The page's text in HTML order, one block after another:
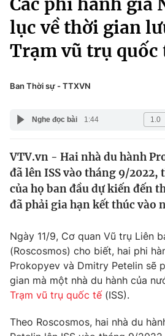
Chính trị
Xã hội
Pháp luật
Y tế
Thế giới
Tin tức
Thế giới đó đây
Kinh tế
Tài chính
Thị trường
Góc doanh nghiệp
Truyền hình
Phim VTV
Nhân vật
Giải trí
Điện ảnh
Đời sống
Thể thao
Truyền hình
Văn hóa - Giải trí
Y tế
Công nghệ
lục về thời gian
Trạm vũ trụ quốc
Ban Thời sự - TTXVN
Nghe đọc bài 1:44
VTV.vn - Hai nhà du hành
đã lên ISS vào tháng 9/
của họ ban đầu dự kiến đến
đã phải gia hạn kết thúc vào
Ngày 11/9, Cơ quan Vũ trụ Liên
(Roscosmos) cho biết, hai phi
Prokopyev và Dmitry Petelin sẽ
gian mà một nhà du hành của
Trạm vũ trụ quốc tế(ISS).
Theo Roscosmos, hai nhà du